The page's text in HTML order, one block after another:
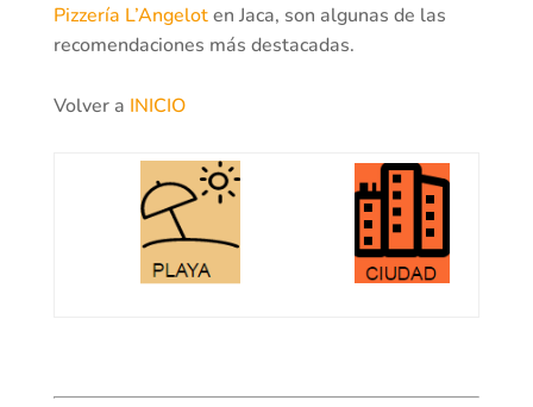
Pizzería L’Angeloten Jaca, son algunas de las
recomendaciones más destacadas.
Volver a INICIO